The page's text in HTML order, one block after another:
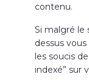
contenu.
Si malgré le
dessus
les soucis
indexé” sur